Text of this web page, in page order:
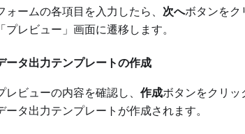
ォームの各項目を入力したら、 次へボタンをク
「プレビュー」画面に遷移します。
ータ出力テンプレートの作成
レビューの内容を確認し、 作成ボタンをクリッ
ータ出力テンプレートが作成されます。